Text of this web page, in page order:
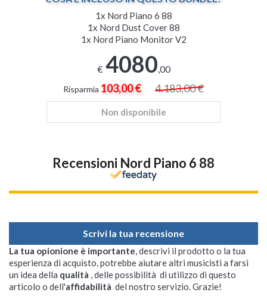
1x Nord Piano 6 88
1x Nord Dust Cover 88
1x Nord Piano Monitor V2
€ 4080 ,00
Risparmia 103,00 € 4.183,00 €
Non disponibile
Recensioni Nord Piano 6 88
Scrivi la tua recensione
La tua opionione è importante , descrivi il prodotto o la tua
esperienza di acquisto, potrebbe aiutare altri musicisti a farsi
un idea della qualità , delle possibilità di utilizzo di questo
articolo o dell'affidabilità del nostro servizio. Grazie!